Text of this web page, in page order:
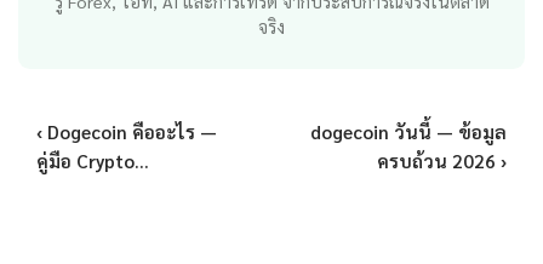
จริง
‹ Dogecoin คืออะไร —
คู่มือ Crypto...
dogecoin วันนี้ — ข้อมูล
ครบถ้วน 2026 ›